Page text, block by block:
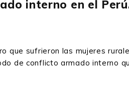
interno en el
que sufrieron las mujeres
de conflicto armado interno